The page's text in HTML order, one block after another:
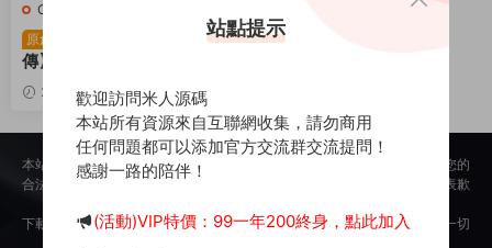
C-超神傳
原創
典藏2.5D端遊【超神
傳】Win一鍵服務端+PC客
戶端+元寶充值教程+視頻架
設教程
2024-10-07 953 30
本站所提供的内容均來自公開網絡收集、轉發、二次開發而來，若侵犯了您的
合法權益，請來信通知我們，我們會及時删除，給您帶來的不便，我們深表歉
下載用戶僅供學習交流，若使用商業用途，請購買正版授權，否則産生的一切
站點提示
歡迎訪問米人源碼
本站所有資源來自互聯網收集，請勿商用
任何問題都可以添加官方交流群交流提問！
感謝一路的陪伴！
(活動)VIP特價：99一年200終身，點此加入